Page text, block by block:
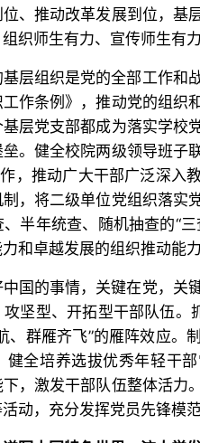
、推动改革发展到位，基
织师生有力、宣传师生有
层组织是党的全部工作和
作条例》，推动党的组织
层党支部都成为落实学校
。健全校院两级领导班子
，推动广大干部广泛深入
，将二级单位党组织落实
半年统查、随机抽查的“
和卓越发展的组织推动能力
国的事情，关键在党，关
坚型、开拓型干部队伍。
、群雁齐飞”的雁阵效应。
健全培养选拔优秀年轻干
，激发干部队伍整体活力
动，充分发挥党员先锋模范